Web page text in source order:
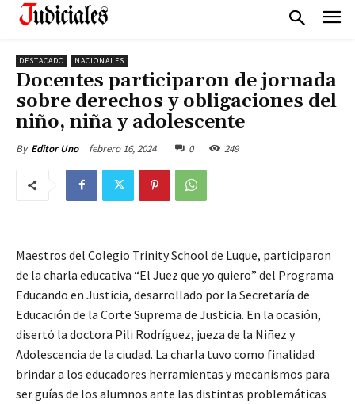
DESTACADO NACIONALES
Docentes participaron de jornada
sobre derechos y obligaciones del
niño, niña y adolescente
By Editor Uno febrero 16, 2024 0 249
Maestros del Colegio Trinity School de Luque, participaron
de la charla educativa “El Juez que yo quiero” del Programa
Educando en Justicia, desarrollado por la Secretaría de
Educación de la Corte Suprema de Justicia. En la ocasión,
disertó la doctora Pili Rodríguez, jueza de la Niñez y
Adolescencia de la ciudad. La charla tuvo como finalidad
brindar a los educadores herramientas y mecanismos para
ser guías de los alumnos ante las distintas problemáticas